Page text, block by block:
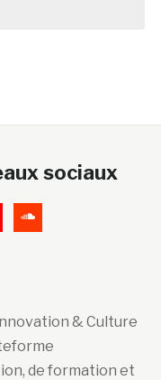
sociaux
& Culture
de formation et